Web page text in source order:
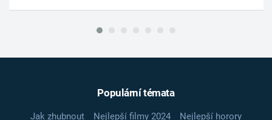
Populární témata
Jak zhubnout Nejlepší filmy 2024
Nejlepší horory